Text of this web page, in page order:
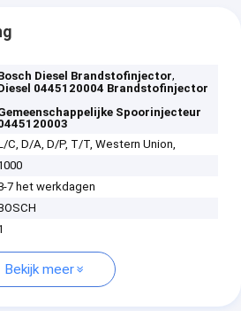
Diesel Brandstofinjector,
0445120004 Brandstofinjector
Spoorinjecteur
C, D/A, D/P, T/T, Western Union,
7 het werkdagen
Bekijk meer